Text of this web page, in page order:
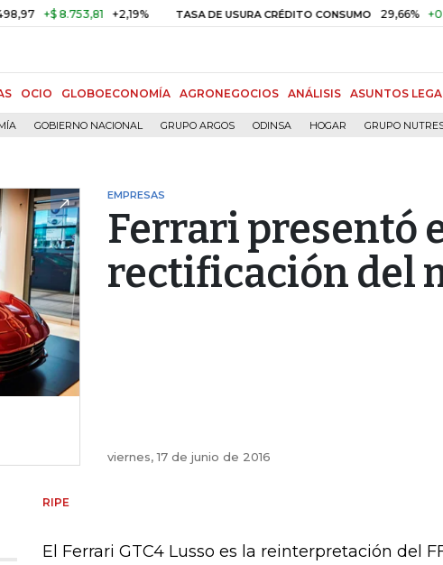
+$ 8.753,81 +2,19% TASA DE USURA CRÉDITO CONSUMO 29,66% +0,87%
OCIO GLOBOECONOMÍA AGRONEGOCIOS ANÁLISIS ASUNTOS
GOBIERNO NACIONAL GRUPO ARGOS ODINSA HOGAR GRUPO
EMPRESAS
Ferrari presentó
rectificación del
viernes, 17 de junio de 2016
RIPE
El Ferrari GTC4 Lusso es la reinterpretación del